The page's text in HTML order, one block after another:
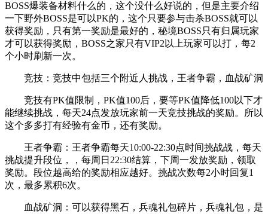
BOSS爆装备材料什么的，这个没什么好说的，但是主要介绍
一下野外BOSS是可以PK的，这个只要参与击杀BOSS就可以
获得奖励，只有第一奖励是最好的，秘境BOSS只有归属玩家
才可以获得奖励，BOSS之家只有VIP2以上玩家可以打，每2
个小时刷新一次。
竞技：竞技中包括三个附近人挑战，王者争霸，血战矿洞
竞技有PK值限制，PK值100后，要等PK值降低100以下才
能继续挑战，每天24点发放玩家前一天竞技挑战的奖励。所以
这个多多打有经验有金币，还有奖励。
王者争霸：王者争霸每天10:00-22:30点时间挑战战，每天
挑战提升段位，，每周日22:30结算，下周一发放奖励，领取
奖励。段位越高给的奖励相应越好。挑战次数每2小时回复1
次，最多累积6次。
血战矿洞：可以获得黑石，兵魂礼包碎片，兵魂礼包，是